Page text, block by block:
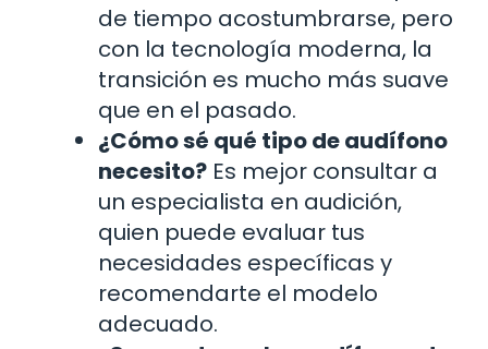
de tiempo acostumbrarse, pero
con la tecnología moderna, la
transición es mucho más suave
que en el pasado.
¿Cómo sé qué tipo de audífono
necesito? Es mejor consultar a
un especialista en audición,
quien puede evaluar tus
necesidades específicas y
recomendarte el modelo
adecuado.